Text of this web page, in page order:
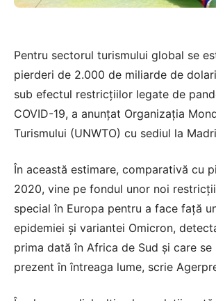
Pentru sectorul turismului global se
pierderi de 2.000 de miliarde de
sub efectul restricţiilor legate de
COVID-19, a anunţat Organizaţia
Turismului (UNWTO) cu sediul la
În această estimare, comparativă cu
2020, vine pe fondul unor noi
special în Europa pentru a face faţă
epidemiei şi variantei Omicron,
prima dată în Africa de Sud şi care se
prezent în întreaga lume, scrie